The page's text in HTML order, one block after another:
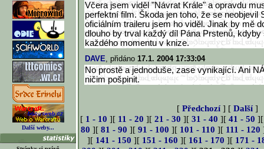
Další weby...
Včera jsem viděl "Návrat Krále" a opravdu
perfektní film. Škoda jen toho, že se neobjevil
oficiálním traileru jsem ho viděl. Jinak by mě
dlouho by trval každý díl Pána Prstenů,
každého momentu v knize.
DAVE, přidáno 17.1. 2004 17:33:04
No prostě a jednoduše, zase vynikající. Ani
ničim pošpinit.
[ Předchozí] [ Další]
[ 1 - 10 ][ 11 - 20 ][ 21 - 30 ][ 31 - 40 ][ 41 - 50
80 ][81 - 90 ][91 - 100 ][ 101 - 110 ][ 111 - 120
][ 141 - 150 ][ 151 - 160 ][ 161 - 170 ][ 171 -